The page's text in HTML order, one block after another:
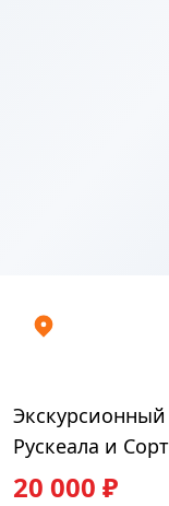
Рускеала и
20 000 ₽